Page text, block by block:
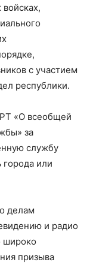
с участием
республики.
РТ «О всеобщей
за
службу
города или
делам
и радио
широко
призыва